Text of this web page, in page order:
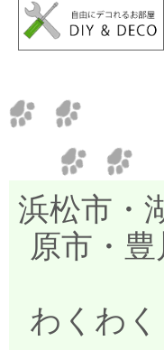
浜松市・
原市・
わくわ